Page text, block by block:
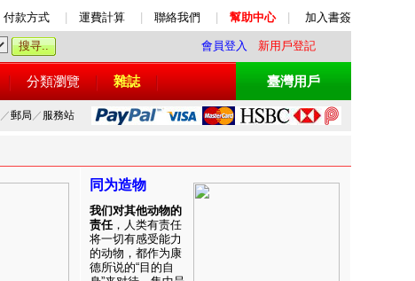
付款方式 運費計算 聯絡我們 幫助中心 加入書簽
會員登入 新用戶登記
分類瀏覽 雜誌 臺灣用戶
／郵局 ／ 服務站
同为造物
我们对其他动物的
责任，人类有责任
将一切有感受能力
的动物，都作为康
德所说的“目的自